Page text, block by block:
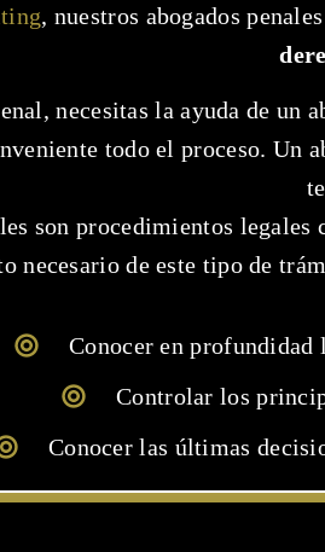
, nuestros abogados
necesitas la ayuda de un
todo el proceso. Un
son procedimientos
necesario de este tipo de
Conocer en
Controlar los
Conocer las últimas